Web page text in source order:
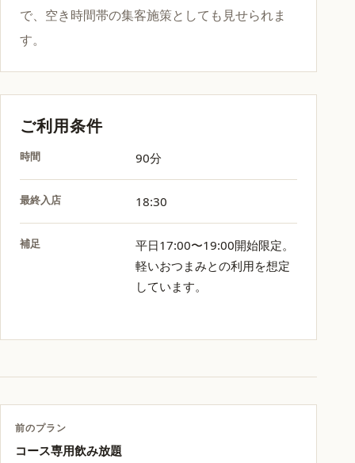
で、空き時間帯の集客施策としても見せられま
す。
ご利用条件
時間 90分
最終入店 18:30
補足
平日17:00〜19:00開始限定。
軽いおつまみとの利用を想定
しています。
前のプラン
コース専用飲み放題